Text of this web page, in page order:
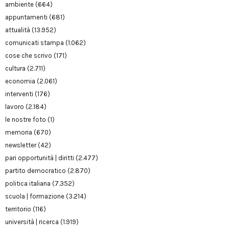
ambiente (664)
appuntamenti (681)
attualità (13.952)
comunicati stampa (1.062)
cose che scrivo (171)
cultura (2.711)
economia (2.061)
interventi (176)
lavoro (2.184)
le nostre foto (1)
memoria (670)
newsletter(42)
pari opportunità | diritti (2.477)
partito democratico (2.870)
politica italiana (7.352)
scuola | formazione (3.214)
territorio (116)
università | ricerca (1.919)